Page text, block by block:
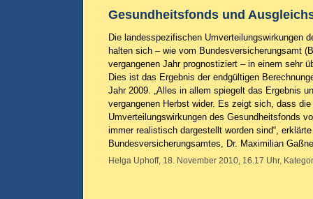
Gesundheitsfonds und
Die landesspezifischen Umverteilungswirkungen
halten sich – wie vom Bundesversicherungsamt
vergangenen Jahr prognostiziert – in einem sehr
Dies ist das Ergebnis der endgültigen
Jahr 2009. „Alles in allem spiegelt das Ergebnis
vergangenen Herbst wider. Es zeigt sich, dass die
Umverteilungswirkungen des Gesundheitsfonds
immer realistisch dargestellt worden sind“,
Bundesversicherungsamtes, Dr. Maximilian
Helga Uphoff, 18. November 2010, 16.17 Uhr,